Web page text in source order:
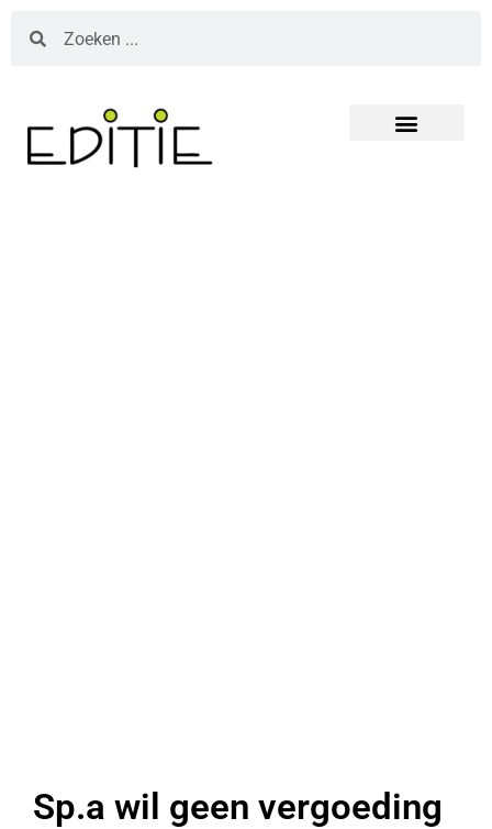
Sp.a wil geen vergoeding